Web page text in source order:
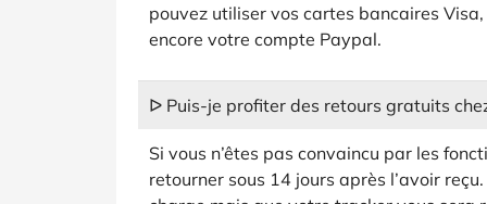
pouvez utiliser vos cartes bancaires
encore votre compte Paypal.
ᐅ Puis-je profiter des retours gratuits
Si vous n’êtes pas convaincu par les
retourner sous 14 jours après l’avoir